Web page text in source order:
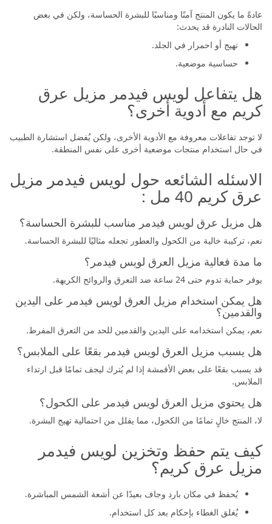
عادةً ما يكون المنتج آمنًا ومناسبًا للبشرة الحساسة، ولكن في بعض
الحالات النادرة قد يحدث:
تهيج أو احمرار في الجلد.
حساسية موضعية.
هل يتفاعل لويس فيدمر مزيل عرق
كريم مع أدوية أخرى؟
لا توجد تفاعلات معروفة مع الأدوية الأخرى، ولكن يُفضل استشارة الطبيب
في حال استخدام منتجات موضعية أخرى على نفس المنطقة.
الاسئله الشائعه حول لويس فيدمر مزيل
عرق كريم 40 مل :
هل مزيل عرق لويس فيدمر مناسب للبشرة الحساسة؟
نعم، تركيبة خالية من الكحول والعطور تجعله مثاليًا للبشرة الحساسة.
ما مدة فعالية مزيل العرق لويس فيدمر؟
يوفر حماية تدوم حتى 24 ساعة ضد التعرق والروائح الكريهة.
هل يمكن استخدام مزيل العرق لويس فيدمر على اليدين
والقدمين؟
نعم، يمكن استخدامه على اليدين والقدمين للحد من التعرق المفرط.
هل يسبب مزيل العرق لويس فيدمر بقعًا على الملابس؟
قد يسبب بقعًا على بعض الأقمشة إذا لم يُترك ليجف تمامًا قبل ارتداء
الملابس.
هل يحتوي مزيل العرق لويس فيدمر على الكحول؟
لا، المنتج خالٍ تمامًا من الكحول، مما يقلل من احتمالية تهيج البشرة.
كيف يتم حفظ وتخزين لويس فيدمر
مزيل عرق كريم؟
يُحفظ في مكان بارد وجاف بعيدًا عن أشعة الشمس المباشرة.
يُغلق الغطاء بإحكام بعد كل استخدام.